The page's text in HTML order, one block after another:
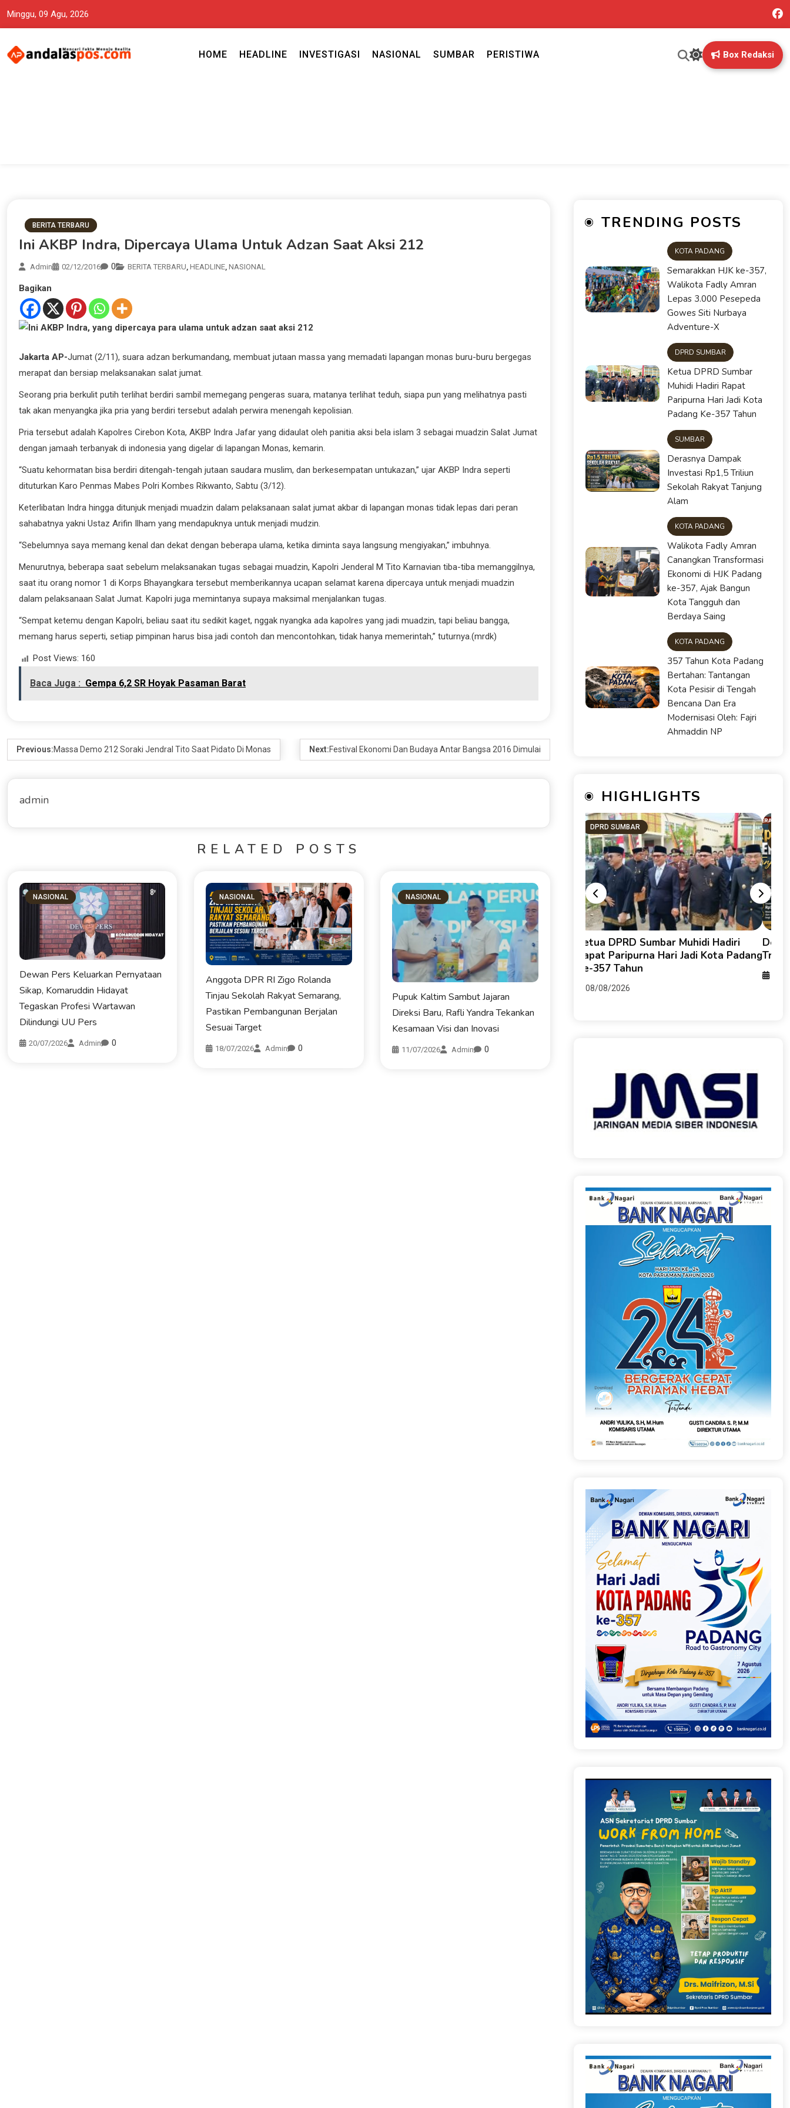
Minggu, 09 Agu, 2026
HOME HEADLINE INVESTIGASI NASIONAL SUMBAR PERISTIWA Box Redaksi
BERITA TERBARU
Ini AKBP Indra, Dipercaya Ulama Untuk Adzan Saat Aksi 212
Admin 02/12/2016 0 BERITA TERBARU, HEADLINE, NASIONAL
Bagikan
Jakarta AP-Jumat (2/11), suara adzan berkumandang, membuat jutaan massa yang memadati lapangan monas buru-buru bergegas
merapat dan bersiap melaksanakan salat jumat.
Seorang pria berkulit putih terlihat berdiri sambil memegang pengeras suara, matanya terlihat teduh, siapa pun yang melihatnya pasti
tak akan menyangka jika pria yang berdiri tersebut adalah perwira menengah kepolisian.
Pria tersebut adalah Kapolres Cirebon Kota, AKBP Indra Jafar yang didaulat oleh panitia aksi bela islam 3 sebagai muadzin Salat Jumat
dengan jamaah terbanyak di indonesia yang digelar di lapangan Monas, kemarin.
“Suatu kehormatan bisa berdiri ditengah-tengah jutaan saudara muslim, dan berkesempatan untukazan,” ujar AKBP Indra seperti
dituturkan Karo Penmas Mabes Polri Kombes Rikwanto, Sabtu (3/12).
Keterlibatan Indra hingga ditunjuk menjadi muadzin dalam pelaksanaan salat jumat akbar di lapangan monas tidak lepas dari peran
sahabatnya yakni Ustaz Arifin Ilham yang mendapuknya untuk menjadi mudzin.
“Sebelumnya saya memang kenal dan dekat dengan beberapa ulama, ketika diminta saya langsung mengiyakan,” imbuhnya.
Menurutnya, beberapa saat sebelum melaksanakan tugas sebagai muadzin, Kapolri Jenderal M Tito Karnavian tiba-tiba memanggilnya,
saat itu orang nomor 1 di Korps Bhayangkara tersebut memberikannya ucapan selamat karena dipercaya untuk menjadi muadzin
dalam pelaksanaan Salat Jumat. Kapolri juga memintanya supaya maksimal menjalankan tugas.
“Sempat ketemu dengan Kapolri, beliau saat itu sedikit kaget, nggak nyangka ada kapolres yang jadi muadzin, tapi beliau bangga,
memang harus seperti, setiap pimpinan harus bisa jadi contoh dan mencontohkan, tidak hanya memerintah,” tuturnya.(mrdk)
Post Views: 160
Baca Juga : Gempa 6,2 SR Hoyak Pasaman Barat
Previous:Massa Demo 212 Soraki Jendral Tito Saat Pidato Di Monas Next:Festival Ekonomi Dan Budaya Antar Bangsa 2016 Dimulai
admin
RELATED POSTS
NASIONAL
Dewan Pers Keluarkan Pernyataan
Sikap, Komaruddin Hidayat
Tegaskan Profesi Wartawan
Dilindungi UU Pers
20/07/2026 Admin 0
NASIONAL
Anggota DPR RI Zigo Rolanda
Tinjau Sekolah Rakyat Semarang,
Pastikan Pembangunan Berjalan
Sesuai Target
18/07/2026 Admin 0
NASIONAL
Pupuk Kaltim Sambut Jajaran
Direksi Baru, Rafli Yandra Tekankan
Kesamaan Visi dan Inovasi
11/07/2026 Admin 0
TRENDING POSTS
KOTA PADANG
Semarakkan HJK ke-357,
Walikota Fadly Amran
Lepas 3.000 Pesepeda
Gowes Siti Nurbaya
Adventure-X
DPRD SUMBAR
Ketua DPRD Sumbar
Muhidi Hadiri Rapat
Paripurna Hari Jadi Kota
Padang Ke-357 Tahun
SUMBAR
Derasnya Dampak
Investasi Rp1,5 Triliun
Sekolah Rakyat Tanjung
Alam
KOTA PADANG
Walikota Fadly Amran
Canangkan Transformasi
Ekonomi di HJK Padang
ke-357, Ajak Bangun
Kota Tangguh dan
Berdaya Saing
KOTA PADANG
357 Tahun Kota Padang
Bertahan: Tantangan
Kota Pesisir di Tengah
Bencana Dan Era
Modernisasi Oleh: Fajri
Ahmaddin NP
HIGHLIGHTS
KOTA PADANG
Semarakkan HJK ke-357, Walikota
Fadly Amran Lepas 3.000 Pesepeda
Gowes Siti Nurbaya Adventure-X
DPRD SUMBAR
Ketua DPRD Sumbar Muhidi Hadiri
Rapat Paripurna Hari Jadi Kota Padang
Ke-357 Tahun
08/08/2026